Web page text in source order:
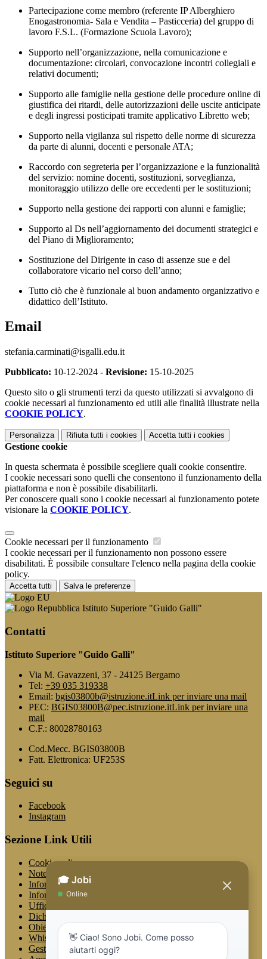
Partecipazione come membro (referente IP Alberghiero
Enogastronomia- Sala e Vendita – Pasticceria) del gruppo di
lavoro F.S.L. (Formazione Scuola Lavoro);
Supporto nell’organizzazione, nella comunicazione e
documentazione: circolari, convocazione incontri collegiali e
relativi documenti;
Supporto alle famiglie nella gestione delle procedure online di
giustifica dei ritardi, delle autorizzazioni delle uscite anticipate
e degli ingressi posticipati tramite applicativo Libretto web;
Supporto nella vigilanza sul rispetto delle norme di sicurezza
da parte di alunni, docenti e personale ATA;
Raccordo con segreteria per l’organizzazione e la funzionalità
del servizio: nomine docenti, sostituzioni, sorveglianza,
monitoraggio utilizzo delle ore eccedenti per le sostituzioni;
Supporto nella gestione dei rapporti con alunni e famiglie;
Supporto al Ds nell’aggiornamento dei documenti strategici e
del Piano di Miglioramento;
Sostituzione del Dirigente in caso di assenze sue e del
collaboratore vicario nel corso dell’anno;
Tutto ciò che è funzionale al buon andamento organizzativo e
didattico dell’Istituto.
Email
stefania.carminati@isgalli.edu.it
Pubblicato: 10-12-2024 - Revisione: 15-10-2025
Questo sito o gli strumenti terzi da questo utilizzati si avvalgono di
cookie necessari al funzionamento ed utili alle finalità illustrate nella
COOKIE POLICY.
Personalizza Rifiuta tutti i cookies Accetta tutti i cookies
Gestione cookie
In questa schermata è possibile scegliere quali cookie consentire.
I cookie necessari sono quelli che consentono il funzionamento della
piattaforma e non è possibile disabilitarli.
Per conoscere quali sono i cookie necessari al funzionamento potete
visionare la COOKIE POLICY.
Cookie necessari per il funzionamento
I cookie necessari per il funzionamento non possono essere
disabilitati. È possibile consultare l'elenco nella pagina della cookie
policy.
Accetta tutti Salva le preferenze
Istituto Superiore "Guido Galli"
Contatti
Istituto Superiore "Guido Galli"
Via M. Gavazzeni, 37 - 24125 Bergamo
Tel: +39 035 319338
Email: bgis03800b@istruzione.itLink per inviare una mail
PEC: BGIS03800B@pec.istruzione.itLink per inviare una
mail
C.F.: 80028780163
Cod.Mecc. BGIS03800B
Fatt. Elettronica: UF253S
Seguici su
Facebook
Instagram
Sezione Link Utili
Cookie policy
Note legali
Informativa Privacy
Informativa Privacy chatbot Jobi
Ufficio Relazioni con il Pubblico
Dichiarazione di accessibilità
Obiettivi di accessibilità
Whistleblowing
Gestione consensi cookie